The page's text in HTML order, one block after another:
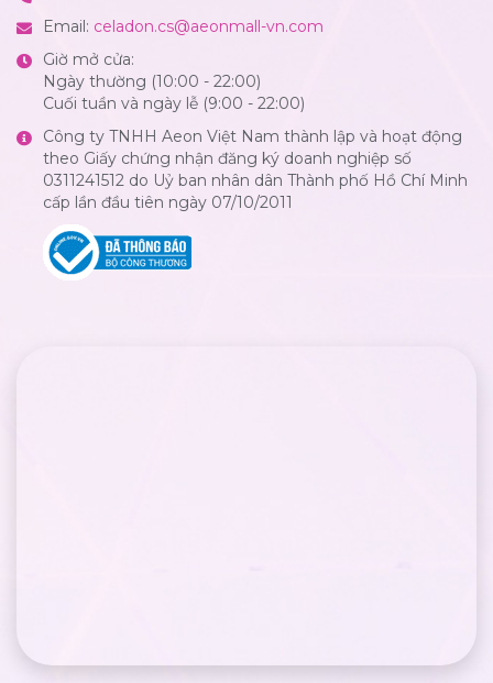
Email: celadon.cs@aeonmall-vn.com
Giờ mở cửa:
Ngày thường (10:00 - 22:00)
Cuối tuần và ngày lễ (9:00 - 22:00)
Công ty TNHH Aeon Việt Nam thành lập và hoạt động
theo Giấy chứng nhận đăng ký doanh nghiệp số
0311241512 do Uỷ ban nhân dân Thành phố Hồ Chí Minh
cấp lần đầu tiên ngày 07/10/2011